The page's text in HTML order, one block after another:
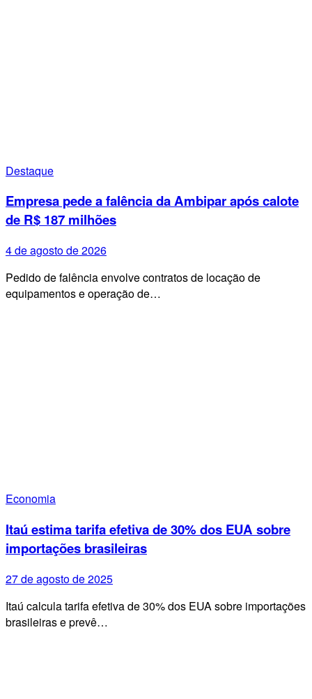
Destaque
Empresa pede a falência da Ambipar após calote
de R$ 187 milhões
4 de agosto de 2026
Pedido de falência envolve contratos de locação de
equipamentos e operação de…
Economia
Itaú estima tarifa efetiva de 30% dos EUA sobre
importações brasileiras
27 de agosto de 2025
Itaú calcula tarifa efetiva de 30% dos EUA sobre importações
brasileiras e prevê…